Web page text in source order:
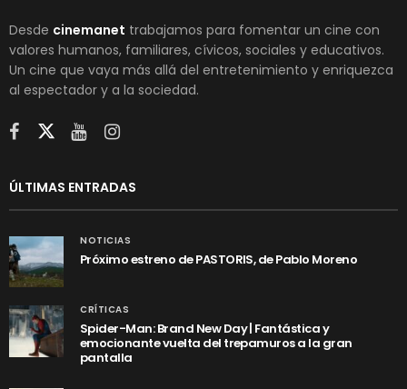
Desde cinemanet trabajamos para fomentar un cine con
valores humanos, familiares, cívicos, sociales y educativos.
Un cine que vaya más allá del entretenimiento y enriquezca
al espectador y a la sociedad.
ÚLTIMAS ENTRADAS
NOTICIAS
Próximo estreno de PASTORIS, de Pablo Moreno
CRÍTICAS
Spider-Man: Brand New Day | Fantástica y
emocionante vuelta del trepamuros a la gran
pantalla